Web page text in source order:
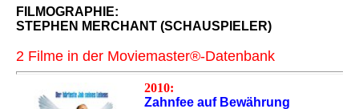
FILMOGRAPHIE:
STEPHEN MERCHANT (SCHAUSPIELER)
2 Filme in der Moviemaster®-Datenbank
2010:
Zahnfee auf Bewährung